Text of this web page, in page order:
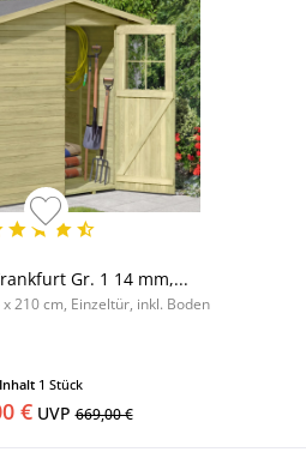
Gr. 1 14 mm,...
x 210 cm, Einzeltür, inkl. Boden
Inhalt 1 Stück
€UVP669,00 €